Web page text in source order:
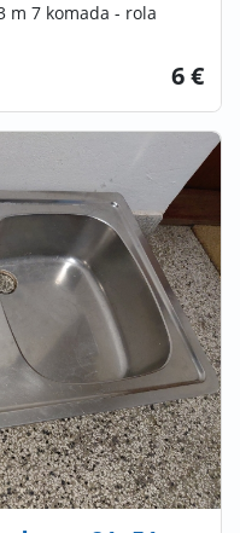
m 7 komada - rola
6 €